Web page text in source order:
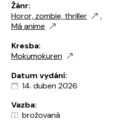
Žánr:
Horor, zombie, thriller
,
Má anime
Kresba:
Mokumokuren
Datum vydání:
14. duben 2026
Vazba:
brožovaná